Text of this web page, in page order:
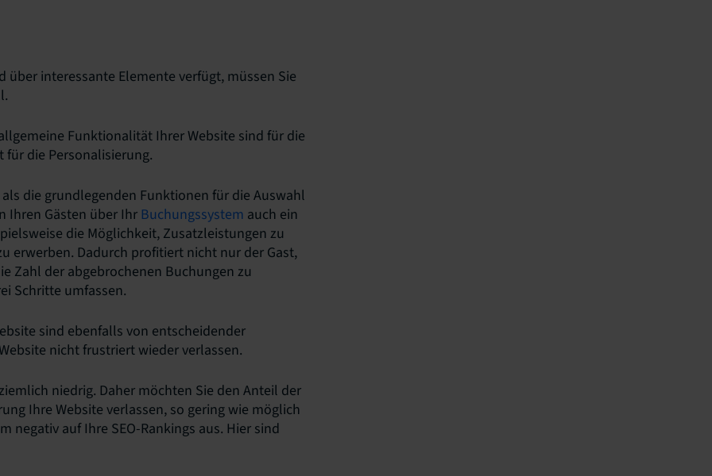
interessante Elemente verfügt, müssen Sie
Funktionalität Ihrer Website sind für die
für die Personalisierung.
die grundlegenden Funktionen für die Auswahl
Ihren Gästen über Ihr Buchungssystem auch ein
die Möglichkeit, Zusatzleistungen zu
erwerben. Dadurch profitiert nicht nur der Gast,
Zahl der abgebrochenen Buchungen zu
Schritte umfassen.
sind ebenfalls von entscheidender
nicht frustriert wieder verlassen.
niedrig. Daher möchten Sie den Anteil der
Ihre Website verlassen, so gering wie möglich
negativ auf Ihre SEO-Rankings aus. Hier sind